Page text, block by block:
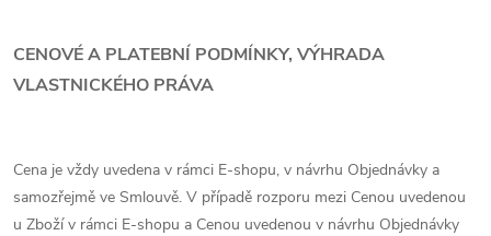
CENOVÉ A PLATEBNÍ PODMÍNKY, VÝHRADA
VLASTNICKÉHO PRÁVA
Cena je vždy uvedena v rámci E-shopu, v návrhu Objednávky a
samozřejmě ve Smlouvě. V případě rozporu mezi Cenou uvedenou
u Zboží v rámci E-shopu a Cenou uvedenou v návrhu Objednávky